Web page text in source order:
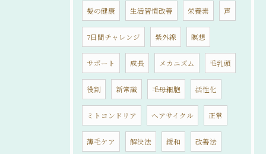
髪の健康 生活習慣改善 栄養素 声
7日間チャレンジ 紫外線 瞑想
サポート 成長 メカニズム 毛乳頭
役割 新常識 毛母細胞 活性化
ミトコンドリア ヘアサイクル 正常
薄毛ケア 解決法 緩和 改善法